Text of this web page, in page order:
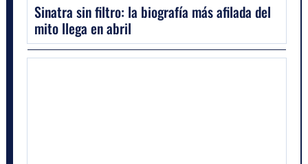
Sinatra sin filtro: la biografía más afilada del
mito llega en abril